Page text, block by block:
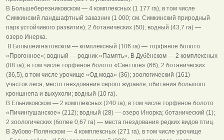
В Большеберезниковском — 4 комплексных (1 177 га), в том числе
Симкинский ландшафтный заказник (1 000; см. Симкинский природный
парк устойчивого развития); 2 ботанических (50); водный (43,7 га) —
озеро Инерка.
В Большеигнатовском — комплексный (106 га) — торфяное болото
«Прогонное»; водный — родник «Память». В Дубёнском — 2 комплексных
(88 га), в том числе торфяное болото «Светлое» (66); 2 ботанических
(36,5), в том числе урочище «Од мода» (36); зоологический (161) —
участок леса, место гнездования серого журавля, обитания большого
кроншнепа и выхухоли; водный (10 га).
В Ельниковском — 2 комплексных (240 га), в том числе торфяное болото
«Пичингушанское» (212); водный (28) — озеро Инорка; ботанический (1);
2 зоологических (более 0,67 га) — места гнездования редких видов птиц.
В Зубово-Полянском — 4 комплексных (271 га), в том числе урочище